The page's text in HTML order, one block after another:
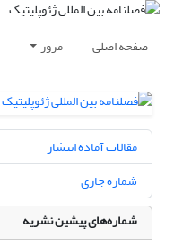
صفحه اصلی مرور
مقالات آماده انتشار
شماره جاری
شماره‌های پیشین نشریه